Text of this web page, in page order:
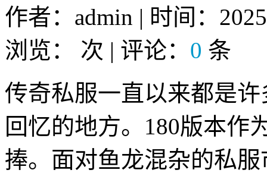
作者：admin | 时间：
浏览：
次 | 评论： 0 条
传奇私服一直以来都是
回忆的地方。180版本作
捧。面对鱼龙混杂的私